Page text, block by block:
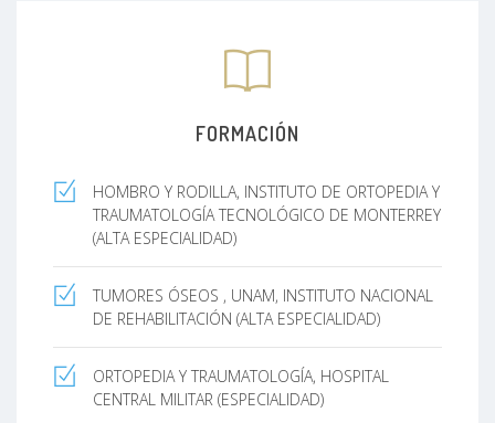
FORMACIÓN
HOMBRO Y RODILLA, INSTITUTO DE ORTOPEDIA Y
TRAUMATOLOGÍA TECNOLÓGICO DE MONTERREY
(ALTA ESPECIALIDAD)
TUMORES ÓSEOS , UNAM, INSTITUTO NACIONAL
DE REHABILITACIÓN (ALTA ESPECIALIDAD)
ORTOPEDIA Y TRAUMATOLOGÍA, HOSPITAL
CENTRAL MILITAR (ESPECIALIDAD)